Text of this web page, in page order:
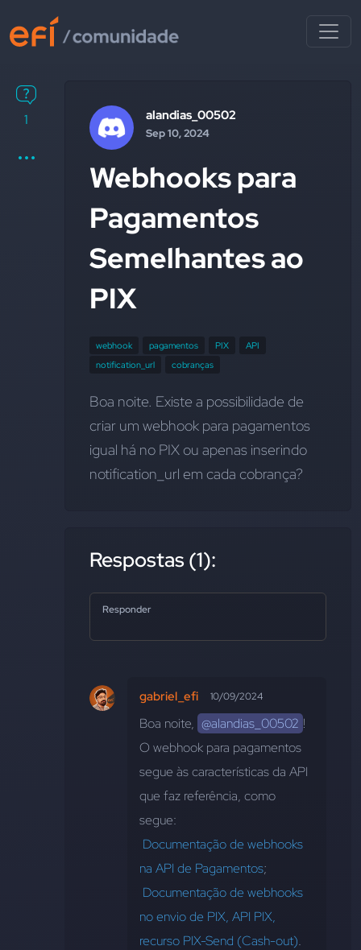
1 alandias_00502
Sep 10, 2024
Webhooks para
Pagamentos
Semelhantes ao
PIX
webhook pagamentos PIX
API
notification_url
cobranças
Boa noite. Existe a possibilidade de
criar um webhook para pagamentos
igual há no PIX ou apenas inserindo
notification_url em cada cobrança?
Respostas (1):
Responder
gabriel_efi 10/09/2024
Boa noite, @alandias_00502 !
O webhook para pagamentos
segue às características da API
que faz referência, como
segue:
Documentação de webhooks
na API de Pagamentos;
Documentação de webhooks
no envio de PIX, API PIX,
recurso PIX-Send (Cash-out).